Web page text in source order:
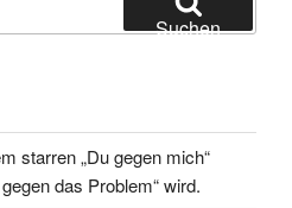
Suchen
starren „Du gegen mich“
das Problem“ wird.